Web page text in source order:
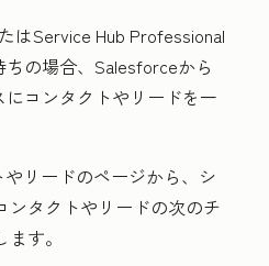
はService Hub Professional
ちの場合、Salesforceから
コンタクトやリードを一
リードのページから、シ
ンタクトやリードの次のチ
ます。